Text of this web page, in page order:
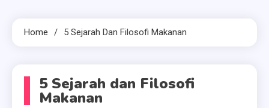
Home 5 Sejarah Dan Filosofi Makanan
5 Sejarah dan Filosofi
Makanan